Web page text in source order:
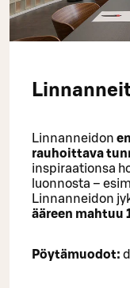
Linnanneidon
rauhoittava
inspiraationsa
luonnosta –
Linnanneidon
ääreen mahtuu
Pöytämuodot: